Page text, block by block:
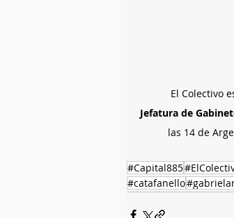
El Colectivo
Jefatura de
las 14 de
#Capital885
#catafanello